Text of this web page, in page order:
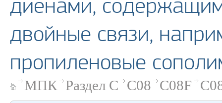
двойные связи,
пропиленовые
МПК Раздел C C08 C08F